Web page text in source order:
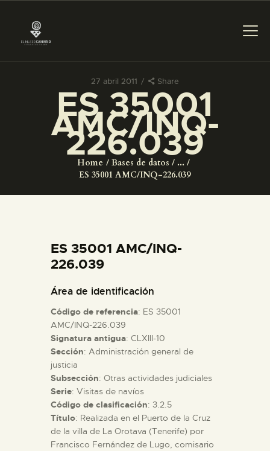
27 abril 2011 Share
ES 35001
AMC/INQ-
226.039
Home Bases de datos
...
ES 35001 AMC/INQ-226.039
PREPARAR LA VISITA
ACTIVIDADES
COLECCIONES
ESPAÑOL
PREPARAR LA VISITA
ACTIVIDADES
█
ES 35001 AMC/INQ-
226.039
Área de identificación
Código de referencia: ES 35001
AMC/INQ-226.039
Signatura antigua: CLXIII-10
Sección: Administración general de
justicia
Subsección: Otras actividades judiciales
Serie: Visitas de navíos
Código de clasificación: 3.2.5
Título: Realizada en el Puerto de la Cruz
de la villa de La Orotava (Tenerife) por
Francisco Fernández de Lugo, comisario